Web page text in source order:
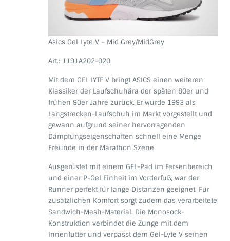
Asics Gel Lyte V – Mid Grey/MidGrey
Art.: 1191A202-020
Mit dem GEL LYTE V bringt ASICS einen weiteren
Klassiker der Laufschuhära der späten 80er und
frühen 90er Jahre zurück. Er wurde 1993 als
Langstrecken-Laufschuh im Markt vorgestellt und
gewann aufgrund seiner hervorragenden
Dämpfungseigenschaften schnell eine Menge
Freunde in der Marathon Szene.
Ausgerüstet mit einem GEL-Pad im Fersenbereich
und einer P-Gel Einheit im Vorderfuß, war der
Runner perfekt für lange Distanzen geeignet. Für
zusätzlichen Komfort sorgt zudem das verarbeitete
Sandwich-Mesh-Material. Die Monosock-
Konstruktion verbindet die Zunge mit dem
Innenfutter und verpasst dem Gel-Lyte V seinen